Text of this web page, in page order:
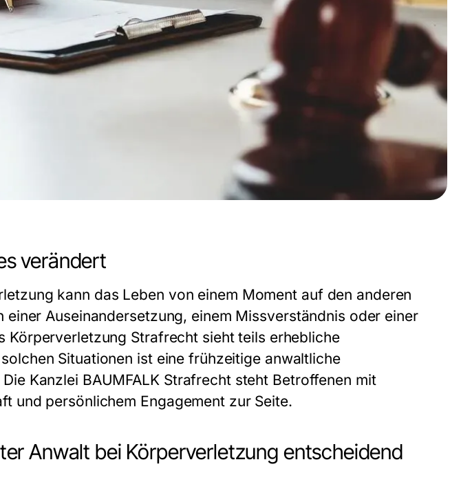
verändert
kann das Leben von einem Moment auf den anderen
einer Auseinandersetzung, einem Missverständnis oder einer
Körperverletzung Strafrecht sieht teils erhebliche
Situationen ist eine frühzeitige anwaltliche
Kanzlei BAUMFALK Strafrecht steht Betroffenen mit
und persönlichem Engagement zur Seite.
Anwalt bei Körperverletzung entscheidend